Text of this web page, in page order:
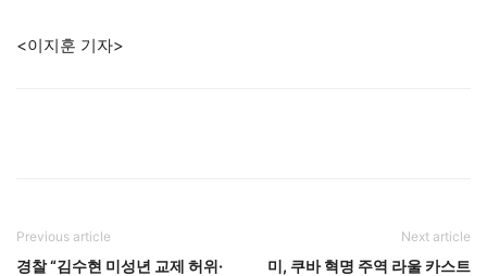
<이지훈 기자>
Previous article
경찰 “김수현 미성년 교제 허위·
Next article
미, 쿠바 혁명 주역 라울 카스트